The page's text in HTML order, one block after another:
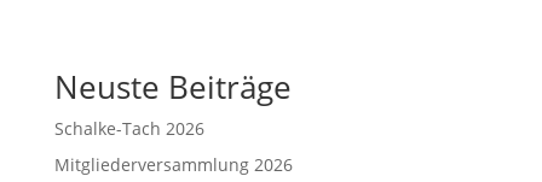
Neuste Beiträge
Schalke-Tach 2026
Mitgliederversammlung 2026